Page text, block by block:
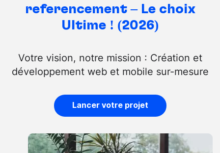
référencement – Le choix
Ultime ! (2026)
Votre vision, notre mission : Création et
développement web et mobile sur-mesure
Lancer votre projet